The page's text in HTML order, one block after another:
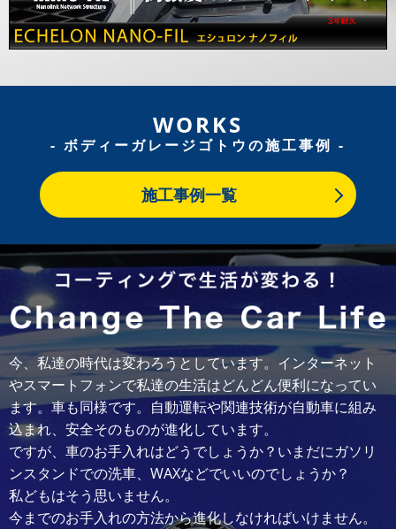
WORKS
- ボディーガレージゴトウの施工事例 -
施工事例一覧
今、私達の時代は変わろうとしています。インターネット
やスマートフォンで私達の生活はどんどん便利になってい
ます。車も同様です。自動運転や関連技術が自動車に組み
込まれ、安全そのものが進化しています。
ですが、車のお手入れはどうでしょうか？いまだにガソリ
ンスタンドでの洗車、WAXなどでいいのでしょうか？
私どもはそう思いません。
今までのお手入れの方法から進化しなければいけません。